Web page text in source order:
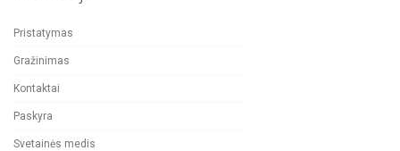
Pristatymas
Gražinimas
Kontaktai
Paskyra
Svetainės medis